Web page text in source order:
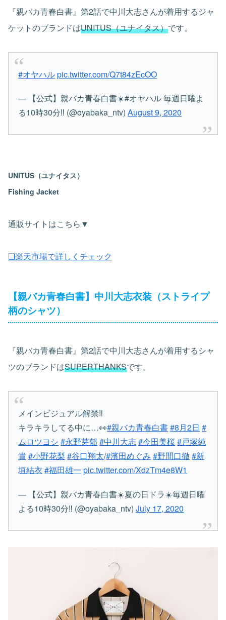
『親バカ青春白書』第2話で中川大志さんが着用するジャ
ケットのブランドはUNITUS（ユナイタス）です。
#オヤハルpic.twitter.com/Q7t84zEcOO
— 【公式】親バカ青春白書☀️#オヤハル 毎週日曜よ
る10時30分‼ (@oyabaka_ntv)August 9, 2020
UNITUS（ユナイタス）
Fishing Jacket
通販サイトはこちら▼
❏楽天市場で詳しくチェック
【親バカ青春白書】中川大志衣装（ストライプ
柄のシャツ）
『親バカ青春白書』第2話で中川大志さんが着用するシャ
ツのブランドはSUPERTHANKSです。
メインビジュアル解禁‼️
キラキラしてる中に…👀#親バカ青春白書#8月2日 #
ムロツヨシ #永野芽郁 #中川大志#今田美桜#戸塚純
貴#小野花梨 #谷口翔太/#濱田めぐみ #野間口徹 #新
垣結衣 #福田雄一 pic.twitter.com/XdzTm4e8W1
— 【公式】親バカ青春白書☀️夏の日ドラ☀️毎週日曜
よる10時30分‼️ (@oyabaka_ntv)July 17, 2020